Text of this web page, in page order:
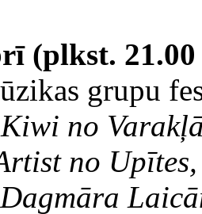
(plkst. 21.00
grupu
no
no